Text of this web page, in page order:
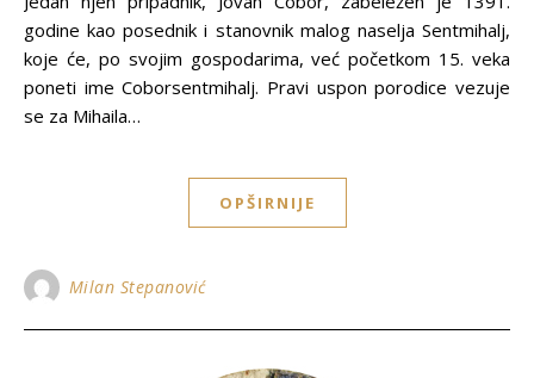
godine kao posednik i stanovnik malog naselja Sentmihalj,
koje će, po svojim gospodarima, već početkom 15. veka
poneti ime Coborsentmihalj. Pravi uspon porodice vezuje
se za Mihaila…
OPŠIRNIJE
Milan Stepanović